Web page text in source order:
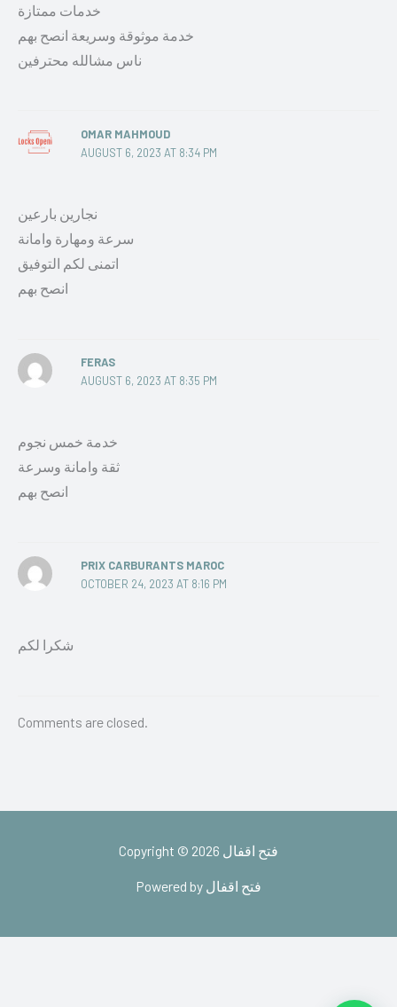
خدمات ممتازة
خدمة موثوقة وسريعة انصح بهم
ناس مشالله محترفين
OMAR MAHMOUD
AUGUST 6, 2023 AT 8:34 PM
نجارين بارعين
سرعة ومهارة وامانة
اتمنى لكم التوفيق
انصح بهم
FERAS
AUGUST 6, 2023 AT 8:35 PM
خدمة خمس نجوم
ثقة وامانة وسرعة
انصح بهم
PRIX CARBURANTS MAROC
OCTOBER 24, 2023 AT 8:16 PM
شكرا لكم
Comments are closed.
Copyright © 2026 فتح اقفال
Powered by فتح اقفال